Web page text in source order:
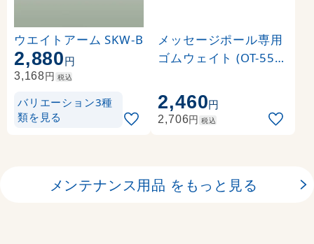
ウエイトアーム SKW-B
2,880円
3,168円 税込
バリエーション3種
類を見る
メッセージポール専用
ゴムウェイト (OT-550-
2,460円
2,706円 税込
メンテナンス用品 をもっと見る